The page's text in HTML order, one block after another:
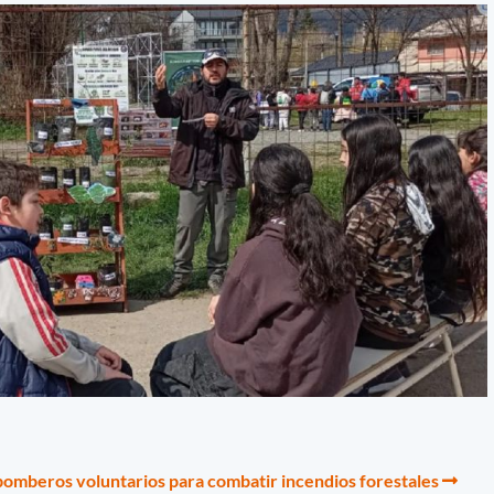
voluntarios para combatir incendios forestales